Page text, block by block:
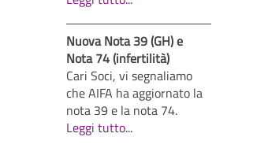
Nuova Nota 39 (GH) e
Nota 74 (infertilità)
Cari Soci, vi segnaliamo
che AIFA ha aggiornato la
nota 39 e la nota 74.
Leggi tutto...